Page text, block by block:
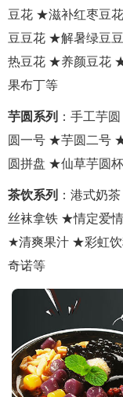
豆花 ★滋补红枣豆
豆豆花 ★解暑绿豆
热豆花 ★养颜豆花
果布丁等
芋圆系列 ：手工芋
圆一号 ★芋圆二号
圆拼盘 ★仙草芋圆
茶饮系列 ：港式奶
丝袜拿铁 ★情定爱
★清爽果汁 ★彩虹
奇诺等